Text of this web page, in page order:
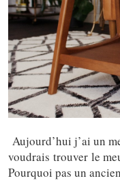
Aujourd’hui j’ai un
voudrais trouver le
Pourquoi pas un